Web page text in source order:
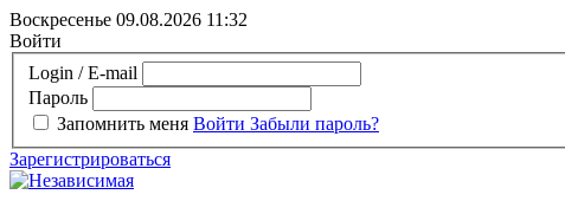
Воскресенье 09.08.2026 11:32
Войти
Login / E-mail
Пароль
Запомнить меня Войти Забыли пароль?
Зарегистрироваться